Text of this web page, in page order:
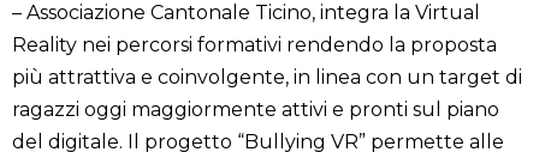
– Associazione Cantonale Ticino, integra la Virtual
Reality nei percorsi formativi rendendo la proposta
più attrattiva e coinvolgente, in linea con un target di
ragazzi oggi maggiormente attivi e pronti sul piano
del digitale. Il progetto “Bullying VR” permette alle